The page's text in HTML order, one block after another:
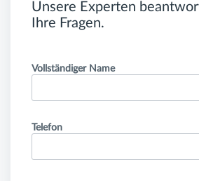
Unsere Experten
Ihre Fragen.
Vollständiger Name
Telefon